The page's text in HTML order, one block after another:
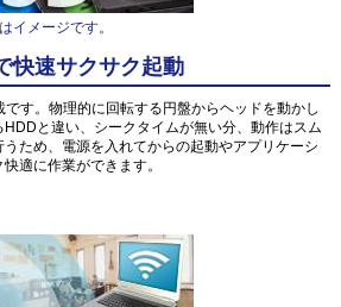
イメージです。
快速サクサク起動
です。物理的に回転する円盤からヘッドを動かし
と違い、シークタイムが無い分、動作はスム
ため、電源を入れてからの起動やアプリケーシ
適に作業ができます。